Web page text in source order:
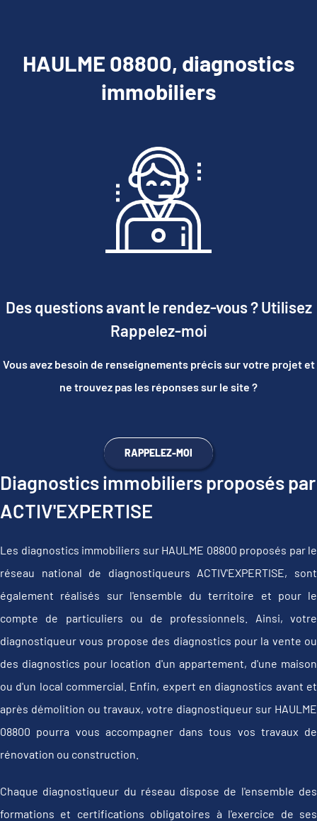
HAULME 08800, diagnostics
immobiliers
Des questions avant le rendez-vous ? Utilisez
Rappelez-moi
Vous avez besoin de renseignements précis sur votre projet et
ne trouvez pas les réponses sur le site ?
RAPPELEZ-MOI
Diagnostics immobiliers proposés par
ACTIV'EXPERTISE
Les diagnostics immobiliers sur HAULME 08800 proposés par le
réseau national de diagnostiqueurs ACTIV'EXPERTISE, sont
également réalisés sur l'ensemble du territoire et pour le
compte de particuliers ou de professionnels. Ainsi, votre
diagnostiqueur vous propose des diagnostics pour la vente ou
des diagnostics pour location d'un appartement, d'une maison
ou d'un local commercial. Enfin, expert en diagnostics avant et
après démolition ou travaux, votre diagnostiqueur sur HAULME
08800 pourra vous accompagner dans tous vos travaux de
rénovation ou construction.
Chaque diagnostiqueur du réseau dispose de l'ensemble des
formations et certifications obligatoires à l'exercice de ses